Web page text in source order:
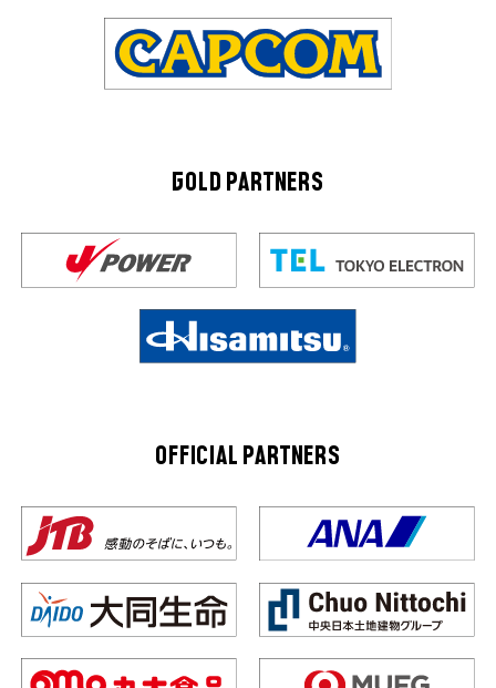
GOLD PARTNERS
OFFICIAL PARTNERS